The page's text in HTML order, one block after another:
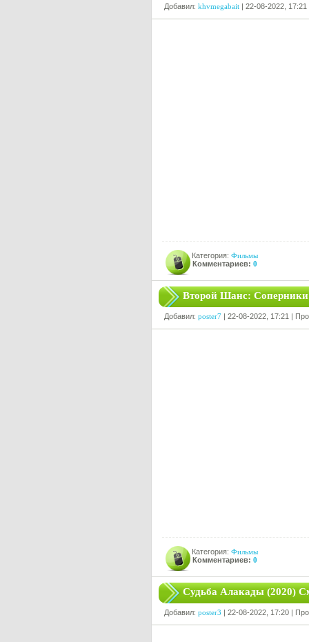
Добавил: khvmegabait | 22-08-2022,
Категория: Фильмы
Комментариев: 0
Второй Шанс: Соперники
Добавил: poster7 | 22-08-2022, 17:21 |
Категория: Фильмы
Комментариев: 0
Судьба Алакады (2020)
Добавил: poster3 | 22-08-2022, 17:20 |